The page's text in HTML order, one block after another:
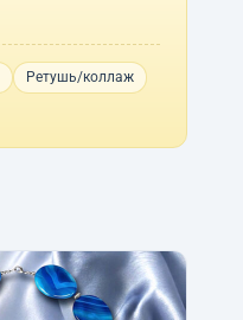
Ретушь/коллаж